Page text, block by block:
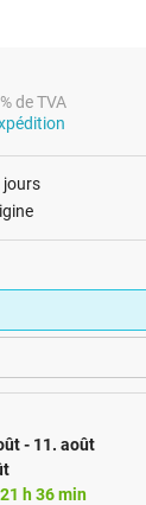
de TVA
jours
- 11. août
21 h 36 min